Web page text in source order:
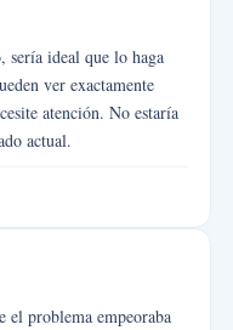
ideal que lo haga
ver exactamente
atención. No estaría
actual.
el problema empeoraba